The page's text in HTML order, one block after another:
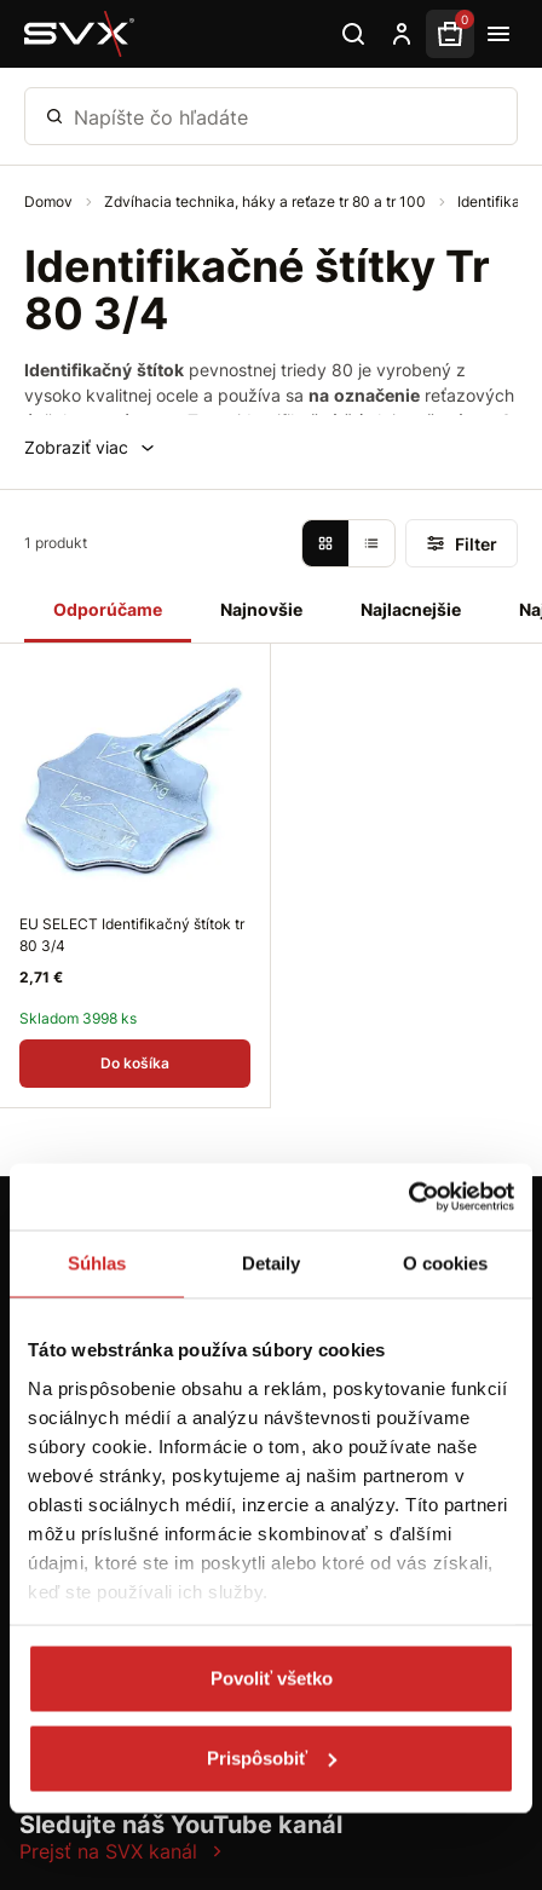
Súhlas Detaily O cookies
Táto webstránka používa súbory cookies
Na prispôsobenie obsahu a reklám, poskytovanie funkcií
sociálnych médií a analýzu návštevnosti používame
súbory cookie. Informácie o tom, ako používate naše
webové stránky, poskytujeme aj našim partnerom v
oblasti sociálnych médií, inzercie a analýzy. Títo partneri
môžu príslušné informácie skombinovať s ďalšími
údajmi, ktoré ste im poskytli alebo ktoré od vás získali,
keď ste používali ich služby.
Povoliť všetko
Prispôsobiť
Preskočiť na hlavný obsah 0
Napíšte čo hľadáte
Domov Zdvíhacia technika, háky a reťaze tr 80 a tr 100
Identifikačné štítky Tr
80 3/4
Identifikačný štítok pevnostnej triedy 80 je vyrobený z
vysoko kvalitnej ocele a používa sa na označenie reťazových
úväzkov a závesov. Tento identifikačný štítok je určený pre 3
a 4 závesy.
Zobraziť viac
Odporúčame Najnovšie Najlacnejšie
1 produkt Filter
EU SELECT Identifikačný štítok tr
80 3/4
2,71 €
Skladom 3998 ks
Do košíka
Prvýkrát na svx.sk? Zaregistrujte sa a
máte prehľad o aktuálnych novinkách a
akciách.
Chcem dostávať informácie o zľavách a akciových ponukách (e-
mailom, SMS, volaním vrátane volania s robotom) - určené pre
osoby staršie ako 16 rokov!
Sledujte náš YouTube kanál
Prejsť na SVX kanál